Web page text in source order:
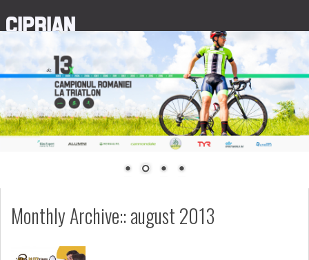
Monthly Archive::august 2013